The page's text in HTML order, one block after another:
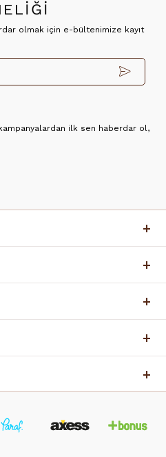
olmak için e-bültenimize kayıt
ilk sen haberdar ol,